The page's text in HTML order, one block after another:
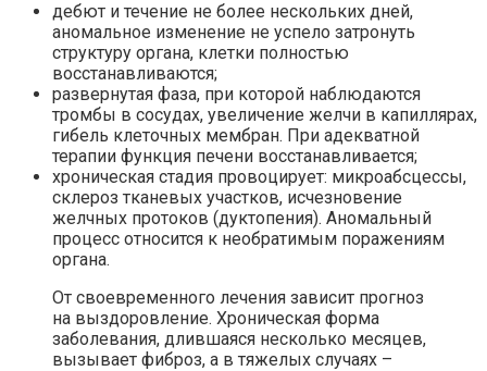
дебют и течение не более нескольких дней,
аномальное изменение не успело затронуть
структуру органа, клетки полностью
восстанавливаются;
развернутая фаза, при которой наблюдаются
тромбы в сосудах, увеличение желчи в капиллярах,
гибель клеточных мембран. При адекватной
терапии функция печени восстанавливается;
хроническая стадия провоцирует: микроабсцессы,
склероз тканевых участков, исчезновение
желчных протоков (дуктопения). Аномальный
процесс относится к необратимым поражениям
органа.
От своевременного лечения зависит прогноз
на выздоровление. Хроническая форма
заболевания, длившаяся несколько месяцев,
вызывает фиброз, а в тяжелых случаях –